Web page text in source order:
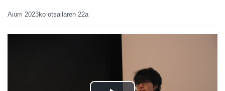
Aiurri 2023ko otsailaren 22a